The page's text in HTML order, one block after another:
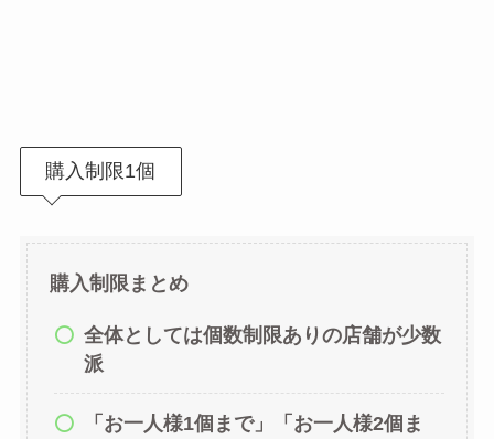
購入制限1個
購入制限まとめ
全体としては個数制限ありの店舗が少数
派
「お一人様1個まで」「お一人様2個ま